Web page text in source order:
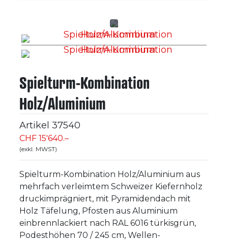
Spielturm-Kombination
Holz/Aluminium
Artikel 37540
CHF 15'640.–
(exkl. MWST)
Spielturm-Kombination Holz/Aluminium aus
mehrfach verleimtem Schweizer Kiefernholz
druckimprägniert, mit Pyramidendach mit
Holz Täfelung, Pfosten aus Aluminium
einbrennlackiert nach RAL 6016 türkisgrün,
Podesthöhen 70 / 245 cm, Wellen-